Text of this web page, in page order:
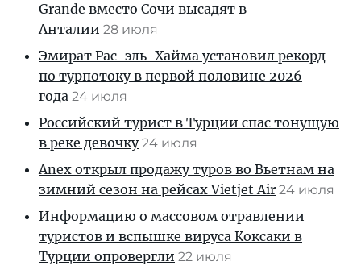
Grande вместо Сочи высадят в
Анталии 28 июля
Эмират Рас-эль-Хайма установил рекорд
по турпотоку в первой половине 2026
года 24 июля
Российский турист в Турции спас тонущую
в реке девочку 24 июля
Anex открыл продажу туров во Вьетнам на
зимний сезон на рейсах Vietjet Air 24 июля
Информацию о массовом отравлении
туристов и вспышке вируса Коксаки в
Турции опровергли 22 июля